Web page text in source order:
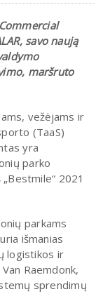
savo naują
maršruto
vežėjams ir
(TaaS)
yra
parko
2021
parkams
išmanias
logistikos ir
Raemdonk,
sprendimų